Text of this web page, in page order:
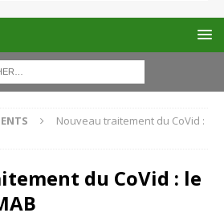
Nouveau traitement du CoVid :
du CoVid : le